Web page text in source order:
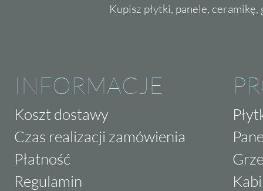
Kupisz płytki, panele,
INFORMACJE
Koszt dostawy
Czas realizacji zamówienia
Płatność
Regulamin